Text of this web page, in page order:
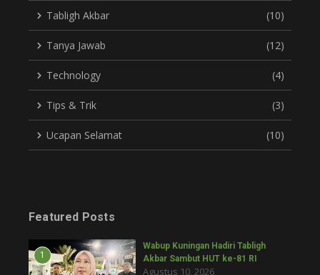
Tabligh Akbar (10)
Tanya Jawab (12)
Technology (4)
Tips & Trik (3)
Ucapan Selamat (10)
Featured Posts
1
Wabup Kuningan Hadiri Tabligh
Akbar Sambut HUT ke-81 RI
Agustus 10, 2026